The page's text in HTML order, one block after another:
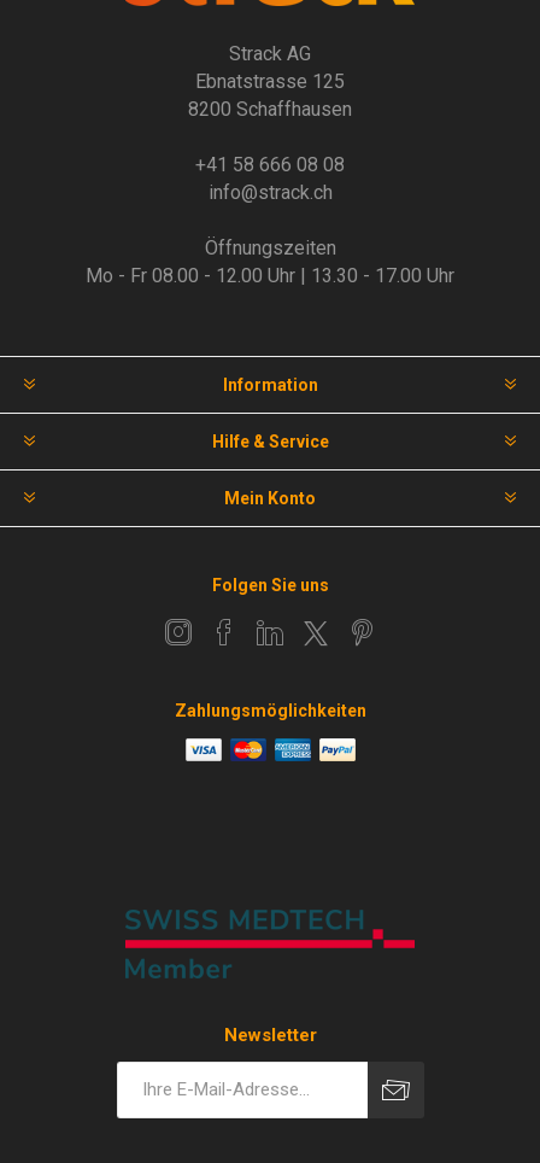
Strack AG
Ebnatstrasse 125
8200 Schaffhausen
+41 58 666 08 08
info@strack.ch
Öffnungszeiten
Mo - Fr 08.00 - 12.00 Uhr | 13.30 - 17.00 Uhr
Information
Hilfe & Service
Mein Konto
Folgen Sie uns
Zahlungsmöglichkeiten
Newsletter